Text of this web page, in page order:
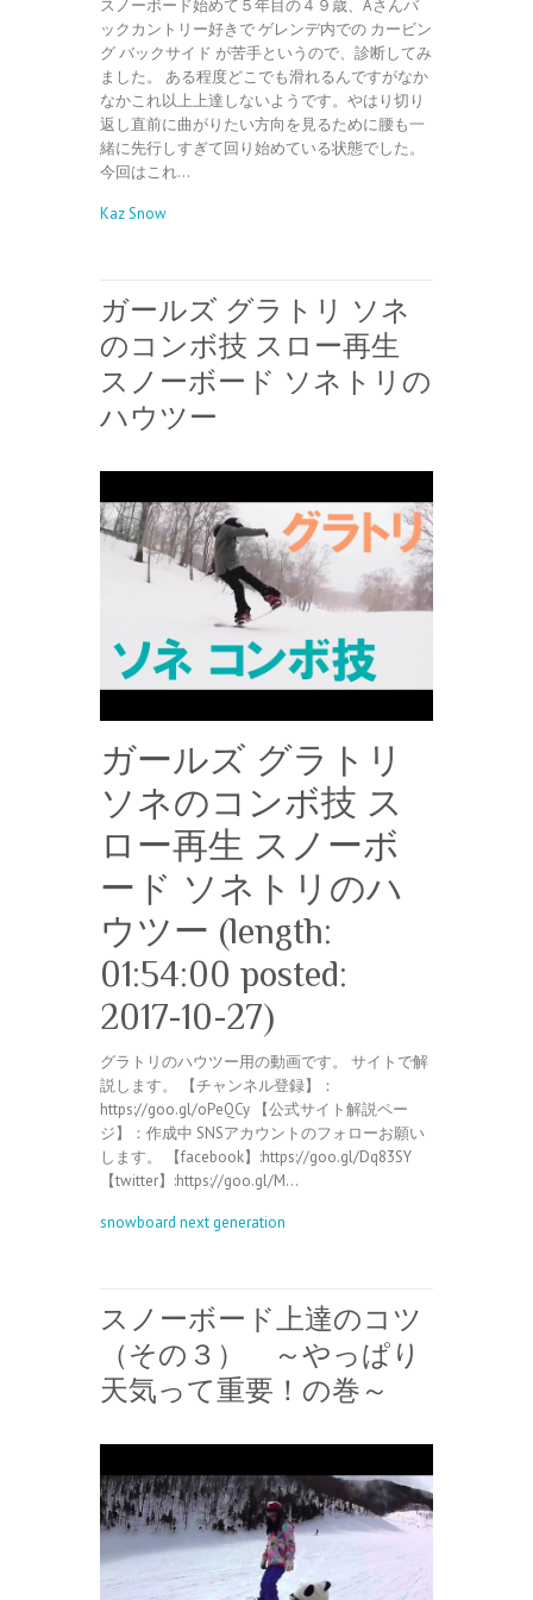
スノーボード始めて５年目の４９歳、Aさんバ
ックカントリー好きで ゲレンデ内での カービン
グ バックサイド が苦手というので、診断してみ
ました。 ある程度どこでも滑れるんですがなか
なかこれ以上上達しないようです。やはり切り
返し直前に曲がりたい方向を見るために腰も一
緒に先行しすぎて回り始めている状態でした。
今回はこれ…
Kaz Snow
ガールズ グラトリ ソネ
のコンボ技 スロー再生
スノーボード ソネトリの
ハウツー
ガールズ グラトリ
ソネのコンボ技 ス
ロー再生 スノーボ
ード ソネトリのハ
ウツー (length:
01:54:00 posted:
2017-10-27)
グラトリのハウツー用の動画です。 サイトで解
説します。 【チャンネル登録】：
https://goo.gl/oPeQCy 【公式サイト解説ペー
ジ】：作成中 SNSアカウントのフォローお願い
します。 【facebook】:https://goo.gl/Dq83SY
【twitter】:https://goo.gl/M…
snowboard next generation
スノーボード上達のコツ
（その３） ～やっぱり
天気って重要！の巻～